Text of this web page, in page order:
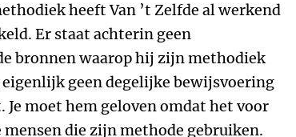
heeft Van ’t Zelfde al werkend
Er staat achterin geen
bronnen waarop hij zijn methodiek
eigenlijk geen degelijke bewijsvoering
moet hem geloven omdat het voor
die zijn methode gebruiken.